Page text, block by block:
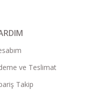
ve Teslimat
Takip